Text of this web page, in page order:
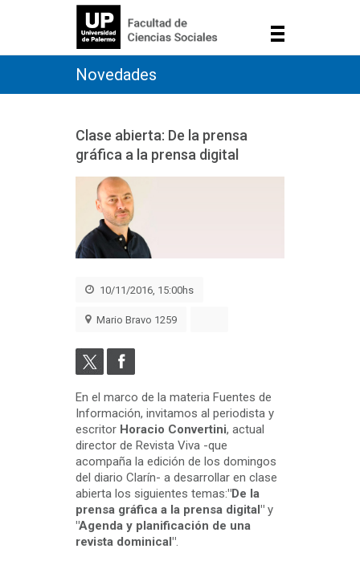
Novedades
Clase abierta: De la prensa
gráfica a la prensa digital
10/11/2016, 15:00hs
Mario Bravo 1259
En el marco de la materia Fuentes de
Información, invitamos al periodista y
escritor Horacio Convertini, actual
director de Revista Viva -que
acompaña la edición de los domingos
del diario Clarín- a desarrollar en clase
abierta los siguientes temas:"De la
prensa gráfica a la prensa digital" y
"Agenda y planificación de una
revista dominical"